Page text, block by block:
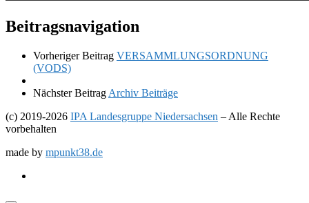
Beitragsnavigation
Vorheriger Beitrag VERSAMMLUNGSORDNUNG
(VODS)
Nächster Beitrag Archiv Beiträge
(c) 2019-2026 IPA Landesgruppe Niedersachsen – Alle Rechte
vorbehalten
made by mpunkt38.de